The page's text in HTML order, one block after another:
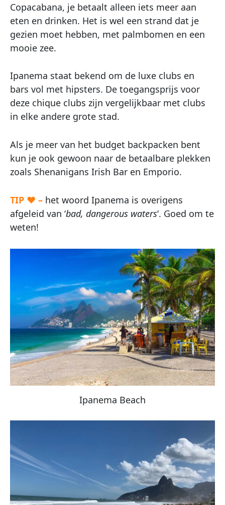
Copacabana, je betaalt alleen iets meer aan
eten en drinken. Het is wel een strand dat je
gezien moet hebben, met palmbomen en een
mooie zee.
Ipanema staat bekend om de luxe clubs en
bars vol met hipsters. De toegangsprijs voor
deze chique clubs zijn vergelijkbaar met clubs
in elke andere grote stad.
Als je meer van het budget backpacken bent
kun je ook gewoon naar de betaalbare plekken
zoals Shenanigans Irish Bar en Emporio.
TIP ♥ – het woord Ipanema is overigens
afgeleid van ‘bad, dangerous waters‘. Goed om te
weten!
Ipanema Beach